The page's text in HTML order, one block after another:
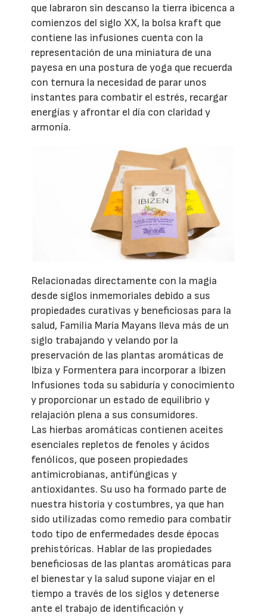
que labraron sin descanso la tierra ibicenca a
comienzos del siglo XX, la bolsa kraft que
contiene las infusiones cuenta con la
representación de una miniatura de una
payesa en una postura de yoga que recuerda
con ternura la necesidad de parar unos
instantes para combatir el estrés, recargar
energías y afrontar el día con claridad y
armonía.
Relacionadas directamente con la magia
desde siglos inmemoriales debido a sus
propiedades curativas y beneficiosas para la
salud, Familia María Mayans lleva más de un
siglo trabajando y velando por la
preservación de las plantas aromáticas de
Ibiza y Formentera para incorporar a Ibizen
Infusiones toda su sabiduría y conocimiento
y proporcionar un estado de equilibrio y
relajación plena a sus consumidores.
Las hierbas aromáticas contienen aceites
esenciales repletos de fenoles y ácidos
fenólicos, que poseen propiedades
antimicrobianas, antifúngicas y
antioxidantes. Su uso ha formado parte de
nuestra historia y costumbres, ya que han
sido utilizadas como remedio para combatir
todo tipo de enfermedades desde épocas
prehistóricas. Hablar de las propiedades
beneficiosas de las plantas aromáticas para
el bienestar y la salud supone viajar en el
tiempo a través de los siglos y detenerse
ante el trabajo de identificación y